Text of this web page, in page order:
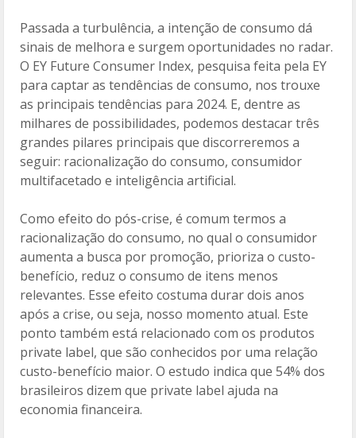
Passada a turbulência, a intenção de consumo dá
sinais de melhora e surgem oportunidades no radar.
O EY Future Consumer Index, pesquisa feita pela EY
para captar as tendências de consumo, nos trouxe
as principais tendências para 2024. E, dentre as
milhares de possibilidades, podemos destacar três
grandes pilares principais que discorreremos a
seguir: racionalização do consumo, consumidor
multifacetado e inteligência artificial.
Como efeito do pós-crise, é comum termos a
racionalização do consumo, no qual o consumidor
aumenta a busca por promoção, prioriza o custo-
benefício, reduz o consumo de itens menos
relevantes. Esse efeito costuma durar dois anos
após a crise, ou seja, nosso momento atual. Este
ponto também está relacionado com os produtos
private label, que são conhecidos por uma relação
custo-benefício maior. O estudo indica que 54% dos
brasileiros dizem que private label ajuda na
economia financeira.